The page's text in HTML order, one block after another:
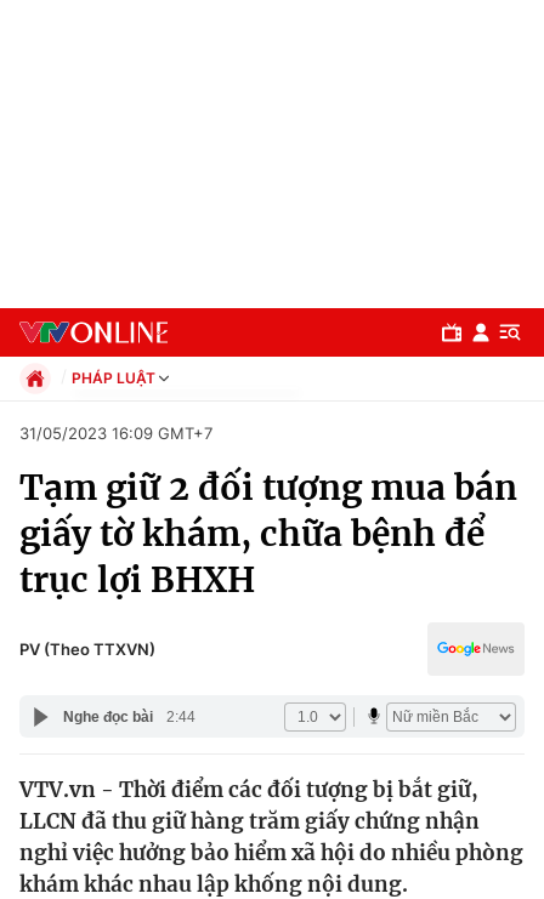
Chuyên mục
Chính trị
Thế giới
Tin tức
PHÁP LUẬT
Xã hội
Pháp luật
Kinh tế
Thể thao
Truyền hình
Văn hóa - Giải trí
Giáo dục
31/05/2023 16:09 GMT+7
Tạm giữ 2 đối tượng mua bán
giấy tờ khám, chữa bệnh để
trục lợi BHXH
PV (Theo TTXVN)
Nghe đọc bài 2:44
VTV.vn - Thời điểm các đối tượng bị bắt giữ,
LLCN đã thu giữ hàng trăm giấy chứng nhận
nghỉ việc hưởng bảo hiểm xã hội do nhiều phòng
khám khác nhau lập khống nội dung.